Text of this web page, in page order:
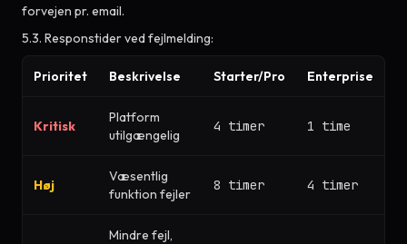
forvejen pr. email.
5.3. Responstider ved fejlmelding:
Prioritet Beskrivelse Starter/Pro Enterprise
Kritisk
Platform
utilgængelig
4 timer 1 time
Høj
Væsentlig
funktion fejler
8 timer 4 timer
Mindre fejl,